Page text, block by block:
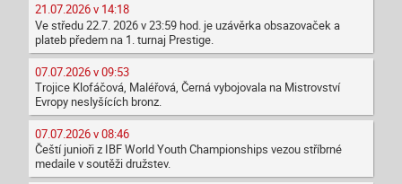
21.07.2026 v 14:18
Ve středu 22.7. 2026 v 23:59 hod. je uzávěrka obsazovaček a
plateb předem na 1. turnaj Prestige.
07.07.2026 v 09:53
Trojice Klofáčová, Maléřová, Černá vybojovala na Mistrovství
Evropy neslyšících bronz.
07.07.2026 v 08:46
Čeští junioři z IBF World Youth Championships vezou stříbrné
medaile v soutěži družstev.